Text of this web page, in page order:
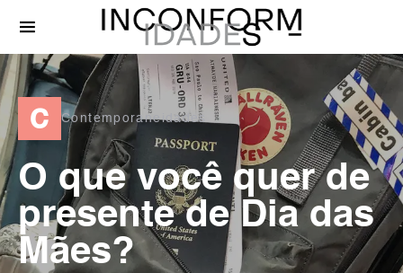
c Contemporaneidades
O que você quer de
presente de Dia das
Mães?